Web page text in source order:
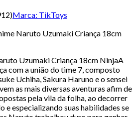
)Marca: TikToys
Naruto Uzumaki Criança 18cm
Uzumaki Criança 18cm NinjaA
com a união do time 7, composto
Uchiha, Sakura Haruno e o sensei
as mais diversas aventuras afim de
pela vila da folha, ao decorrer
e especializando suas habilidades se